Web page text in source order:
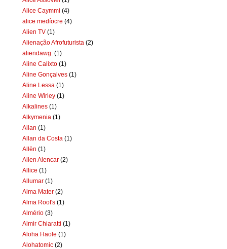
Alice Caymmi (4)
alice medíocre (4)
Alien TV (1)
Alienação Afrofuturista (2)
aliendawg. (1)
Aline Calixto (1)
Aline Gonçalves (1)
Aline Lessa (1)
Aline Wirley (1)
Alkalines (1)
Alkymenia (1)
Allan (1)
Allan da Costa (1)
Allën (1)
Allen Alencar (2)
Allice (1)
Allumar (1)
Alma Mater (2)
Alma Root's (1)
Almério (3)
Almir Chiaratti (1)
Aloha Haole (1)
Alohatomic (2)